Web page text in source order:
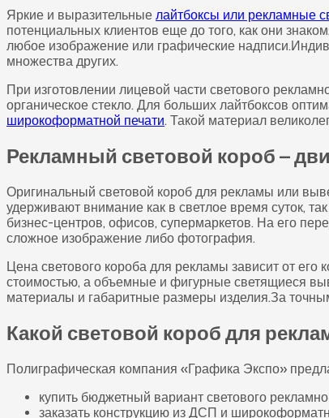
Яркие и выразительные лайтбоксы или рекламные
потенциальных клиентов еще до того, как они
любое изображение или графические
множества других.
При изготовлении лицевой части светового
органическое стекло. Для больших лайтбоксов
широкоформатной печати. Такой материал
Рекламный световой короб –
Оригинальный световой короб для рекламы или
удерживают внимание как в светлое время суток,
бизнес-центров, офисов, супермаркетов. На его
сложное изображение либо фотография.
Цена светового короба для рекламы зависит от
стоимостью, а объемные и фигурные светящиеся
материалы и габаритные размеры изделия.За
Какой световой короб для
Полиграфическая компания «Графика Экспо»
купить бюджетный вариант светового
заказать конструкцию из ДСП и